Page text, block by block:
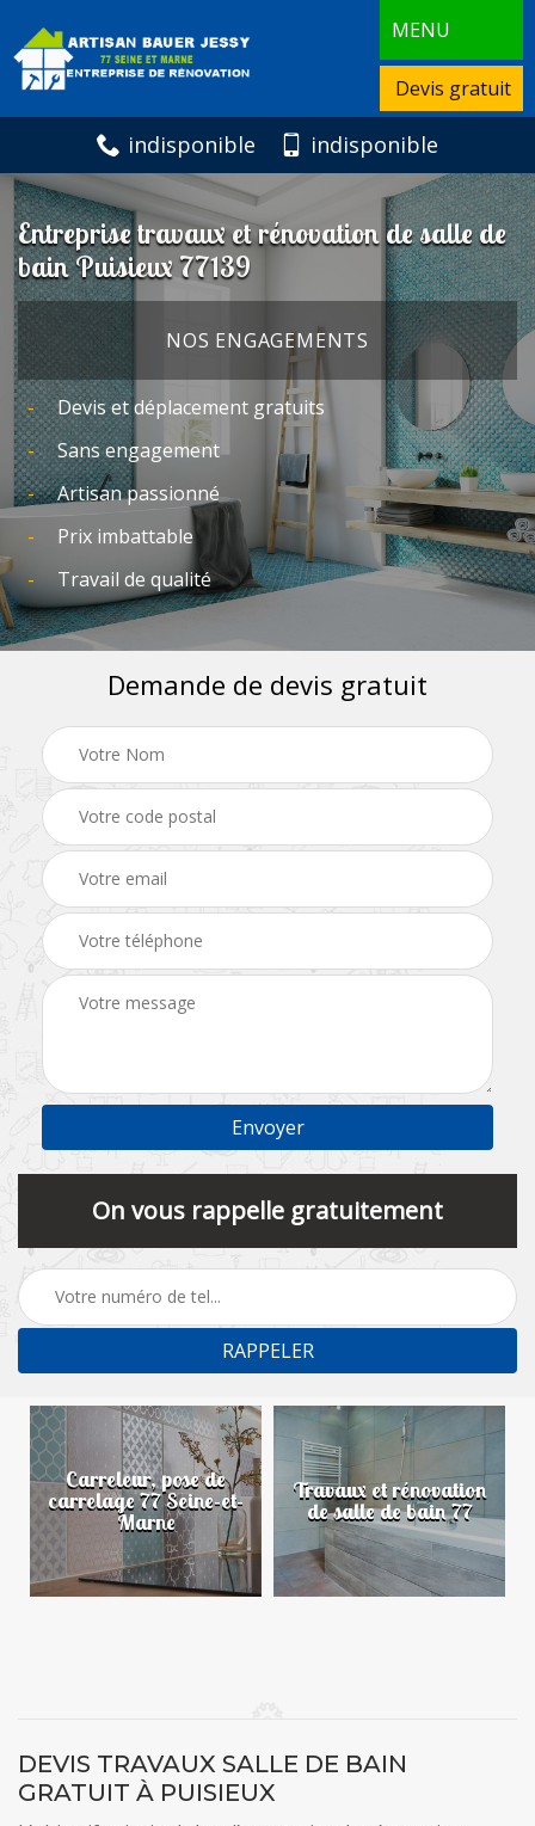
MENU
Devis gratuit
indisponible indisponible
Entreprise travaux et rénovation de salle de
bain Puisieux 77139
NOS ENGAGEMENTS
Devis et déplacement gratuits
Sans engagement
Artisan passionné
Prix imbattable
Travail de qualité
Demande de devis gratuit
On vous rappelle gratuitement
Carreleur, pose de
carrelage 77 Seine-et-
Marne
Travaux et rénovation
de salle de bain 77
DEVIS TRAVAUX SALLE DE BAIN
GRATUIT À PUISIEUX